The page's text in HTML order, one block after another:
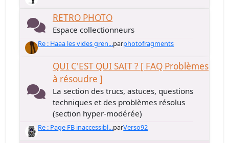
RETRO PHOTO
Espace collectionneurs
Re : Haaa les vides gren...parphotofragments
QUI C'EST QUI SAIT ? [ FAQ Problèmes
à résoudre ]
La section des trucs, astuces, questions
techniques et des problèmes résolus
(section hyper-modérée)
Re : Page FB inaccessibl...parVerso92